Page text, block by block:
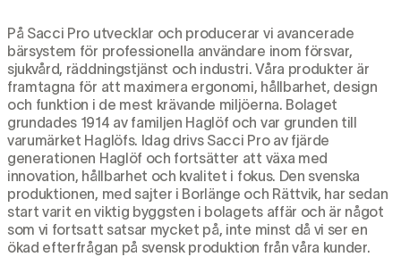
På Sacci Pro utvecklar och producerar vi avancerade
bärsystem för professionella användare inom försvar,
sjukvård, räddningstjänst och industri. Våra produkter är
framtagna för att maximera ergonomi, hållbarhet, design
och funktion i de mest krävande miljöerna. Bolaget
grundades 1914 av familjen Haglöf och var grunden till
varumärket Haglöfs. Idag drivs Sacci Pro av fjärde
generationen Haglöf och fortsätter att växa med
innovation, hållbarhet och kvalitet i fokus. Den svenska
produktionen, med sajter i Borlänge och Rättvik, har sedan
start varit en viktig byggsten i bolagets affär och är något
som vi fortsatt satsar mycket på, inte minst då vi ser en
ökad efterfrågan på svensk produktion från våra kunder.